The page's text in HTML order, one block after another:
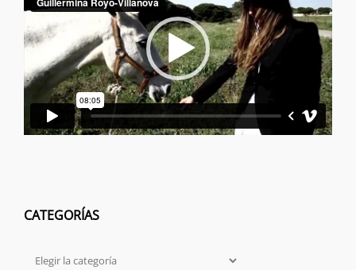
vídeo
CATEGORÍAS
Categorías